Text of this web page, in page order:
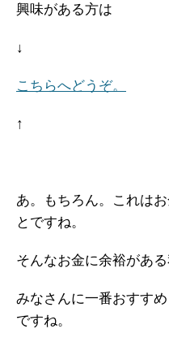
興味がある方は
↓
こちらへどうぞ。
↑
あ。もちろん。これは
とですね。
そんなお金に余裕があ
みなさんに一番おすす
ですね。